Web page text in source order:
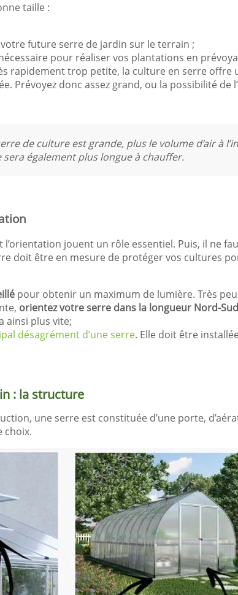
taille :
votre future serre de jardin sur le terrain ;
pour réaliser vos plantations en
rapidement trop petite, la culture en serre
Prévoyez donc assez grand, ou la possibilité
de culture est grande, plus le volume d’air à
également plus longue à chauffer.
l’orientation jouent un rôle essentiel. Puis, il ne
doit être en mesure de protéger vos cultures
pour obtenir un maximum de lumière. Très
orientez votre serre dans la longueur Nord-Sud
ainsi plus vite;
désagrément d’une serre. Elle doit être
: la structure
une serre est constituée d’une porte,
choix.